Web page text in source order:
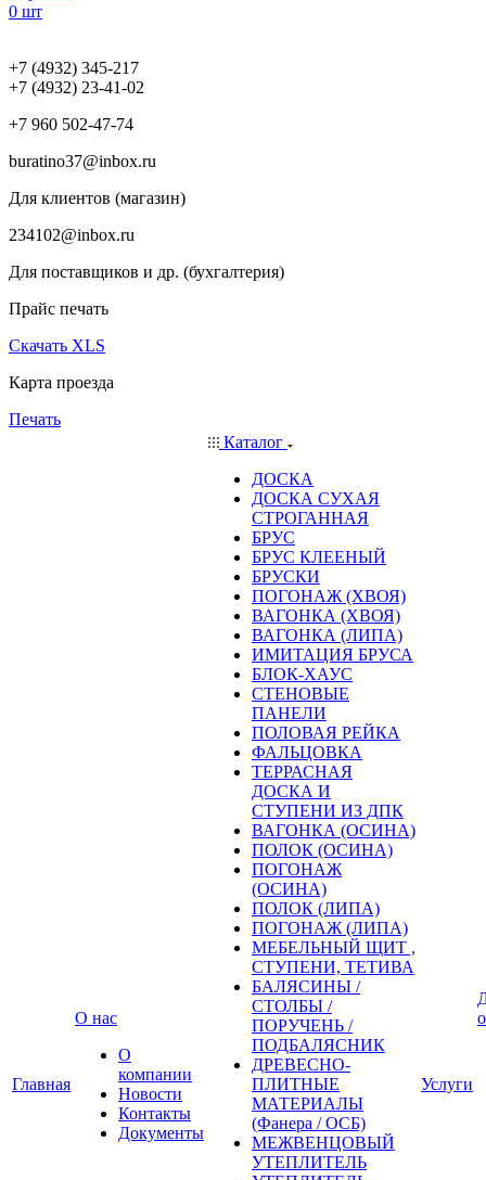
0 шт
+7 (4932) 345-217
+7 (4932) 23-41-02
+7 960 502-47-74
buratino37@inbox.ru
Для клиентов (магазин)
234102@inbox.ru
Для поставщиков и др. (бухгалтерия)
Прайс печать
Скачать XLS
Карта проезда
Печать
Главная
О нас
О
компании
Новости
Контакты
Документы
Каталог
ДОСКА
ДОСКА СУХАЯ
СТРОГАННАЯ
БРУС
БРУС КЛЕЕНЫЙ
БРУСКИ
ПОГОНАЖ (ХВОЯ)
ВАГОНКА (ХВОЯ)
ВАГОНКА (ЛИПА)
ИМИТАЦИЯ БРУСА
БЛОК-ХАУС
СТЕНОВЫЕ
ПАНЕЛИ
ПОЛОВАЯ РЕЙКА
ФАЛЬЦОВКА
ТЕРРАСНАЯ
ДОСКА И
СТУПЕНИ ИЗ ДПК
ВАГОНКА (ОСИНА)
ПОЛОК (ОСИНА)
ПОГОНАЖ
(ОСИНА)
ПОЛОК (ЛИПА)
ПОГОНАЖ (ЛИПА)
МЕБЕЛЬНЫЙ ЩИТ ,
СТУПЕНИ, ТЕТИВА
БАЛЯСИНЫ /
СТОЛБЫ /
ПОРУЧЕНЬ /
ПОДБАЛЯСНИК
ДРЕВЕСНО-
ПЛИТНЫЕ
МАТЕРИАЛЫ
(Фанера / ОСБ)
МЕЖВЕНЦОВЫЙ
УТЕПЛИТЕЛЬ
Услуги